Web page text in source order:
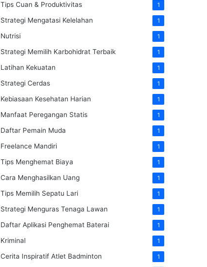
Tips Cuan & Produktivitas 1
Strategi Mengatasi Kelelahan 1
Nutrisi 1
Strategi Memilih Karbohidrat Terbaik 1
Latihan Kekuatan 1
Strategi Cerdas 1
Kebiasaan Kesehatan Harian 1
Manfaat Peregangan Statis 1
Daftar Pemain Muda 1
Freelance Mandiri 1
Tips Menghemat Biaya 1
Cara Menghasilkan Uang 1
Tips Memilih Sepatu Lari 1
Strategi Menguras Tenaga Lawan 1
Daftar Aplikasi Penghemat Baterai 1
Kriminal 1
Cerita Inspiratif Atlet Badminton 1